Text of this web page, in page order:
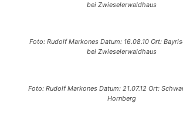
bei Zwieselerwaldhaus
Foto: Rudolf Markones Datum: 16.08.10 Ort:
bei Zwieselerwaldhaus
Foto: Rudolf Markones Datum: 21.07.12 Ort:
Hornberg